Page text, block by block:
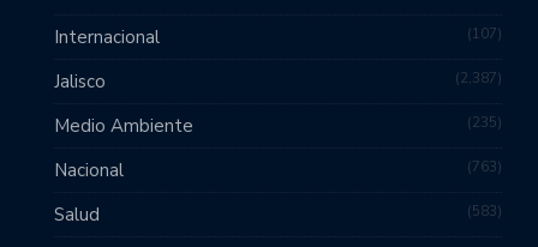
Internacional 107
Jalisco 2,387
Medio Ambiente 235
Nacional 763
Salud 583